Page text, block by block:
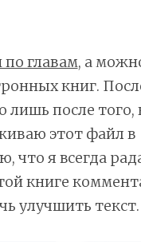
по главам, а
книг.
после того,
этот файл в
что я всегда
книге
улучшить текст.